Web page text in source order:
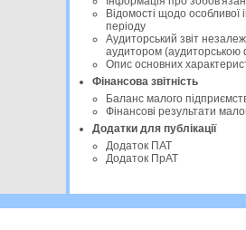
Відомості щодо особливої
періоду
Аудиторський звіт
аудитором (аудиторською
Опис основних
Фінансова звітність
Баланс малого
Фінансові результати
Додатки для публікації
Додаток ПАТ
Додаток ПрАТ